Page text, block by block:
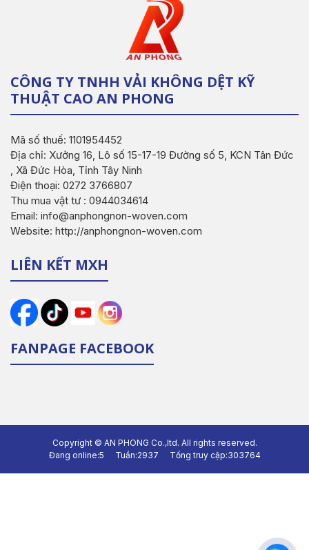
CÔNG TY TNHH VẢI KHÔNG DỆT KỸ
THUẬT CAO AN PHONG
Mã số thuế: 1101954452
Địa chỉ: Xưởng 16, Lô số 15-17-19 Đường số 5, KCN Tân Đức
, Xã Đức Hòa, Tỉnh Tây Ninh
Điện thoại: 0272 3766807
Thu mua vật tư : 0944034614
Email: info@anphongnon-woven.com
Website: http://anphongnon-woven.com
LIÊN KẾT MXH
FANPAGE FACEBOOK
Copyright © AN PHONG Co.,ltd. All rights reserved.
Đang online:5 Tuần:2937 Tổng truy cập:303764